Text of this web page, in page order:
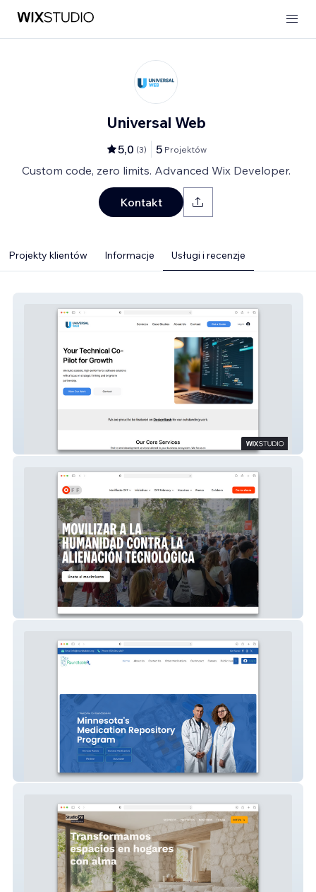
Universal Web
5,0 (3) 5 Projektów
Custom code, zero limits. Advanced Wix Developer.
Kontakt
Projekty klientów Informacje Usługi i recenzje
The OFF Movement
RoundtableRx